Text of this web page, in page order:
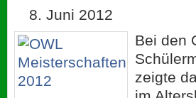
8. Juni 2012
Bei den
zeigte